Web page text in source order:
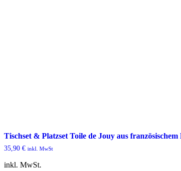
Tischset & Platzset Toile de Jouy aus französischem
35,90 € inkl. MwSt
inkl. MwSt.